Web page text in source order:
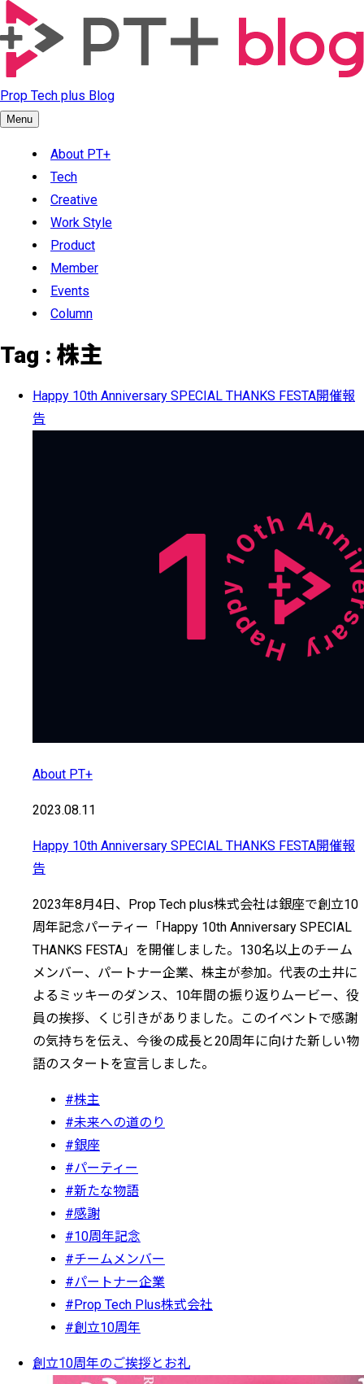
Prop Tech plus Blog
Menu
About PT+
Tech
Creative
Work Style
Product
Member
Events
Column
Tag : 株主
Happy 10th Anniversary SPECIAL THANKS FESTA開催報
告
About PT+
2023.08.11
Happy 10th Anniversary SPECIAL THANKS FESTA開催報
告
2023年8月4日、Prop Tech plus株式会社は銀座で創立10
周年記念パーティー「Happy 10th Anniversary SPECIAL
THANKS FESTA」を開催しました。130名以上のチーム
メンバー、パートナー企業、株主が参加。代表の土井に
よるミッキーのダンス、10年間の振り返りムービー、役
員の挨拶、くじ引きがありました。このイベントで感謝
の気持ちを伝え、今後の成長と20周年に向けた新しい物
語のスタートを宣言しました。
#株主
#未来への道のり
#銀座
#パーティー
#新たな物語
#感謝
#10周年記念
#チームメンバー
#パートナー企業
#Prop Tech Plus株式会社
#創立10周年
創立10周年のご挨拶とお礼